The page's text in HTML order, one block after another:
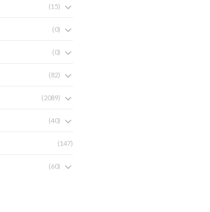
(15)
(0)
(0)
(82)
(2089)
(40)
(147)
(60)